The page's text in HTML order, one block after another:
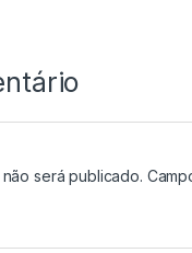
será publicado.